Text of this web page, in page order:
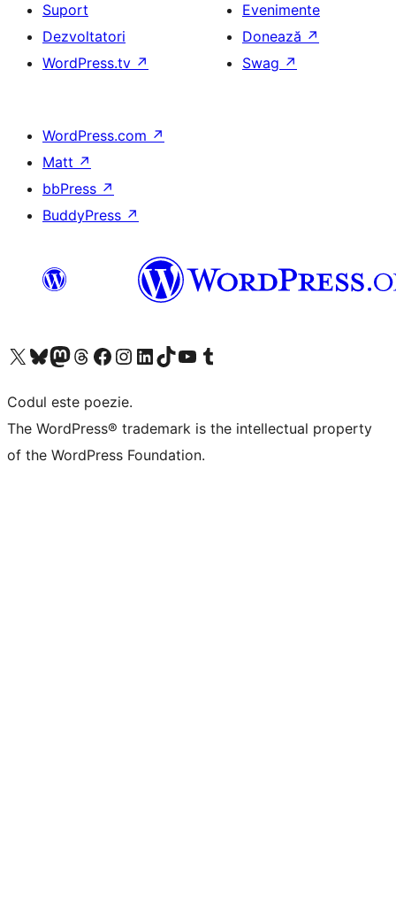
Suport
Dezvoltatori
WordPress.tv ↗
Evenimente
Donează ↗
Swag ↗
WordPress.com ↗
Matt ↗
bbPress ↗
BuddyPress ↗
Mergi la contul nostru X (fost Twitter)
Vizitează contul nostru Bluesky
Vizitează contul nostru Mastodon
Vizitează contul nostru Threads
Vizitează pagina noastră Facebook
Vizitează-ne pe Instagram
Vizitează-ne pe LinkedIn
Vizitează contul nostru TikTok
Vizitează canalul nostru YouTube
Vizitează contul nostru Tumblr
Codul este poezie.
The WordPress® trademark is the intellectual property
of the WordPress Foundation.